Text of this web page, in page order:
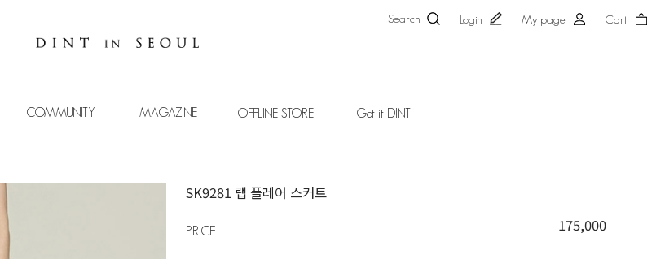
Search Login My page Cart
COMMUNITY MAGAZINE OFFLINE STORE Get it DINT
SK9281 랩 플레어 스커트
PRICE 175,000